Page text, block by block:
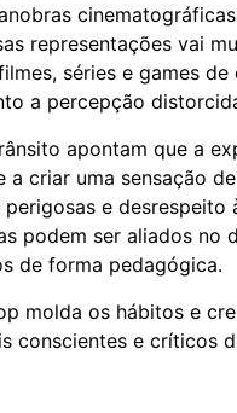
representações vai
séries e games
a percepção
apontam que a
a criar uma sensação
e desrespeito
podem ser aliados no
de forma pedagógica.
molda os hábitos e
conscientes e críticos